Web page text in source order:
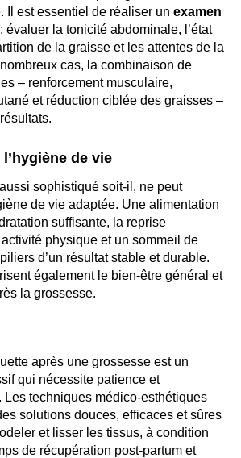
Il est essentiel de réaliser un examen
: évaluer la tonicité abdominale, l’état
de la graisse et les attentes de la
cas, la combinaison de
– renforcement musculaire,
et réduction ciblée des graisses –
de vie
sophistiqué soit-il, ne peut
de vie adaptée. Une alimentation
suffisante, la reprise
physique et un sommeil de
d’un résultat stable et durable.
également le bien-être général et
la grossesse.
après une grossesse est un
qui nécessite patience et
Les techniques médico-esthétiques
solutions douces, efficaces et sûres
et lisser les tissus, à condition
de récupération post-partum et